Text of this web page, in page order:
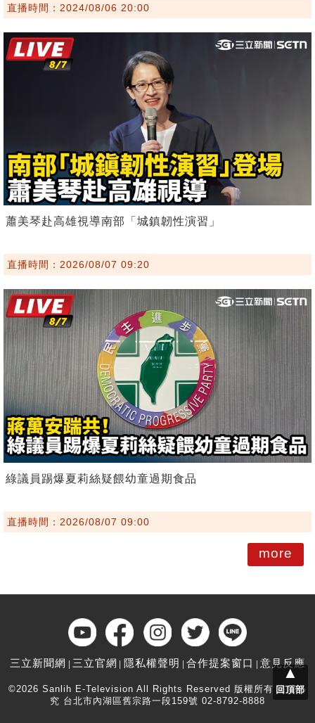
直播時間：2024/08/06 20:00
蕭美琴赴高雄視導南部「城鎮韌性演習」
直播時間：2026/08/07 09:20
綠議員踢爆夏莉絲疑餵幼童過期食品
直播時間：2026/08/07 09:00
more
三立新聞網 三立官網 隱私權聲明 合作提案窗口 意見反應
©2026 Sanlih E-Television All Rights Reserved 版權所有 盜用必
究 台北市內湖區舊宗路一段159號 02-8792-8888
▲
回頂部